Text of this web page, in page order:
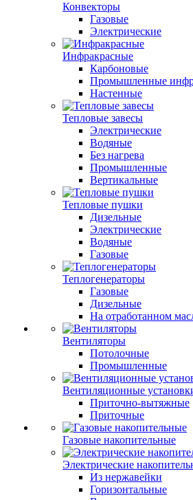
Конвекторы
Газовые
Электрические
Инфракрасные
Карбоновые
Промышленные
Настенные
Тепловые завесы
Электрические
Водяные
Без нагрева
Промышленные
Вертикальные
Тепловые пушки
Дизельные
Электрические
Водяные
Газовые
Теплогенераторы
Газовые
Дизельные
На отработанном
Вентиляторы
Потолочные
Промышленные
Вентиляционные
Приточно-вытяжные
Приточные
Газовые накопительные
Электрические
Из нержавейки
Горизонтальные